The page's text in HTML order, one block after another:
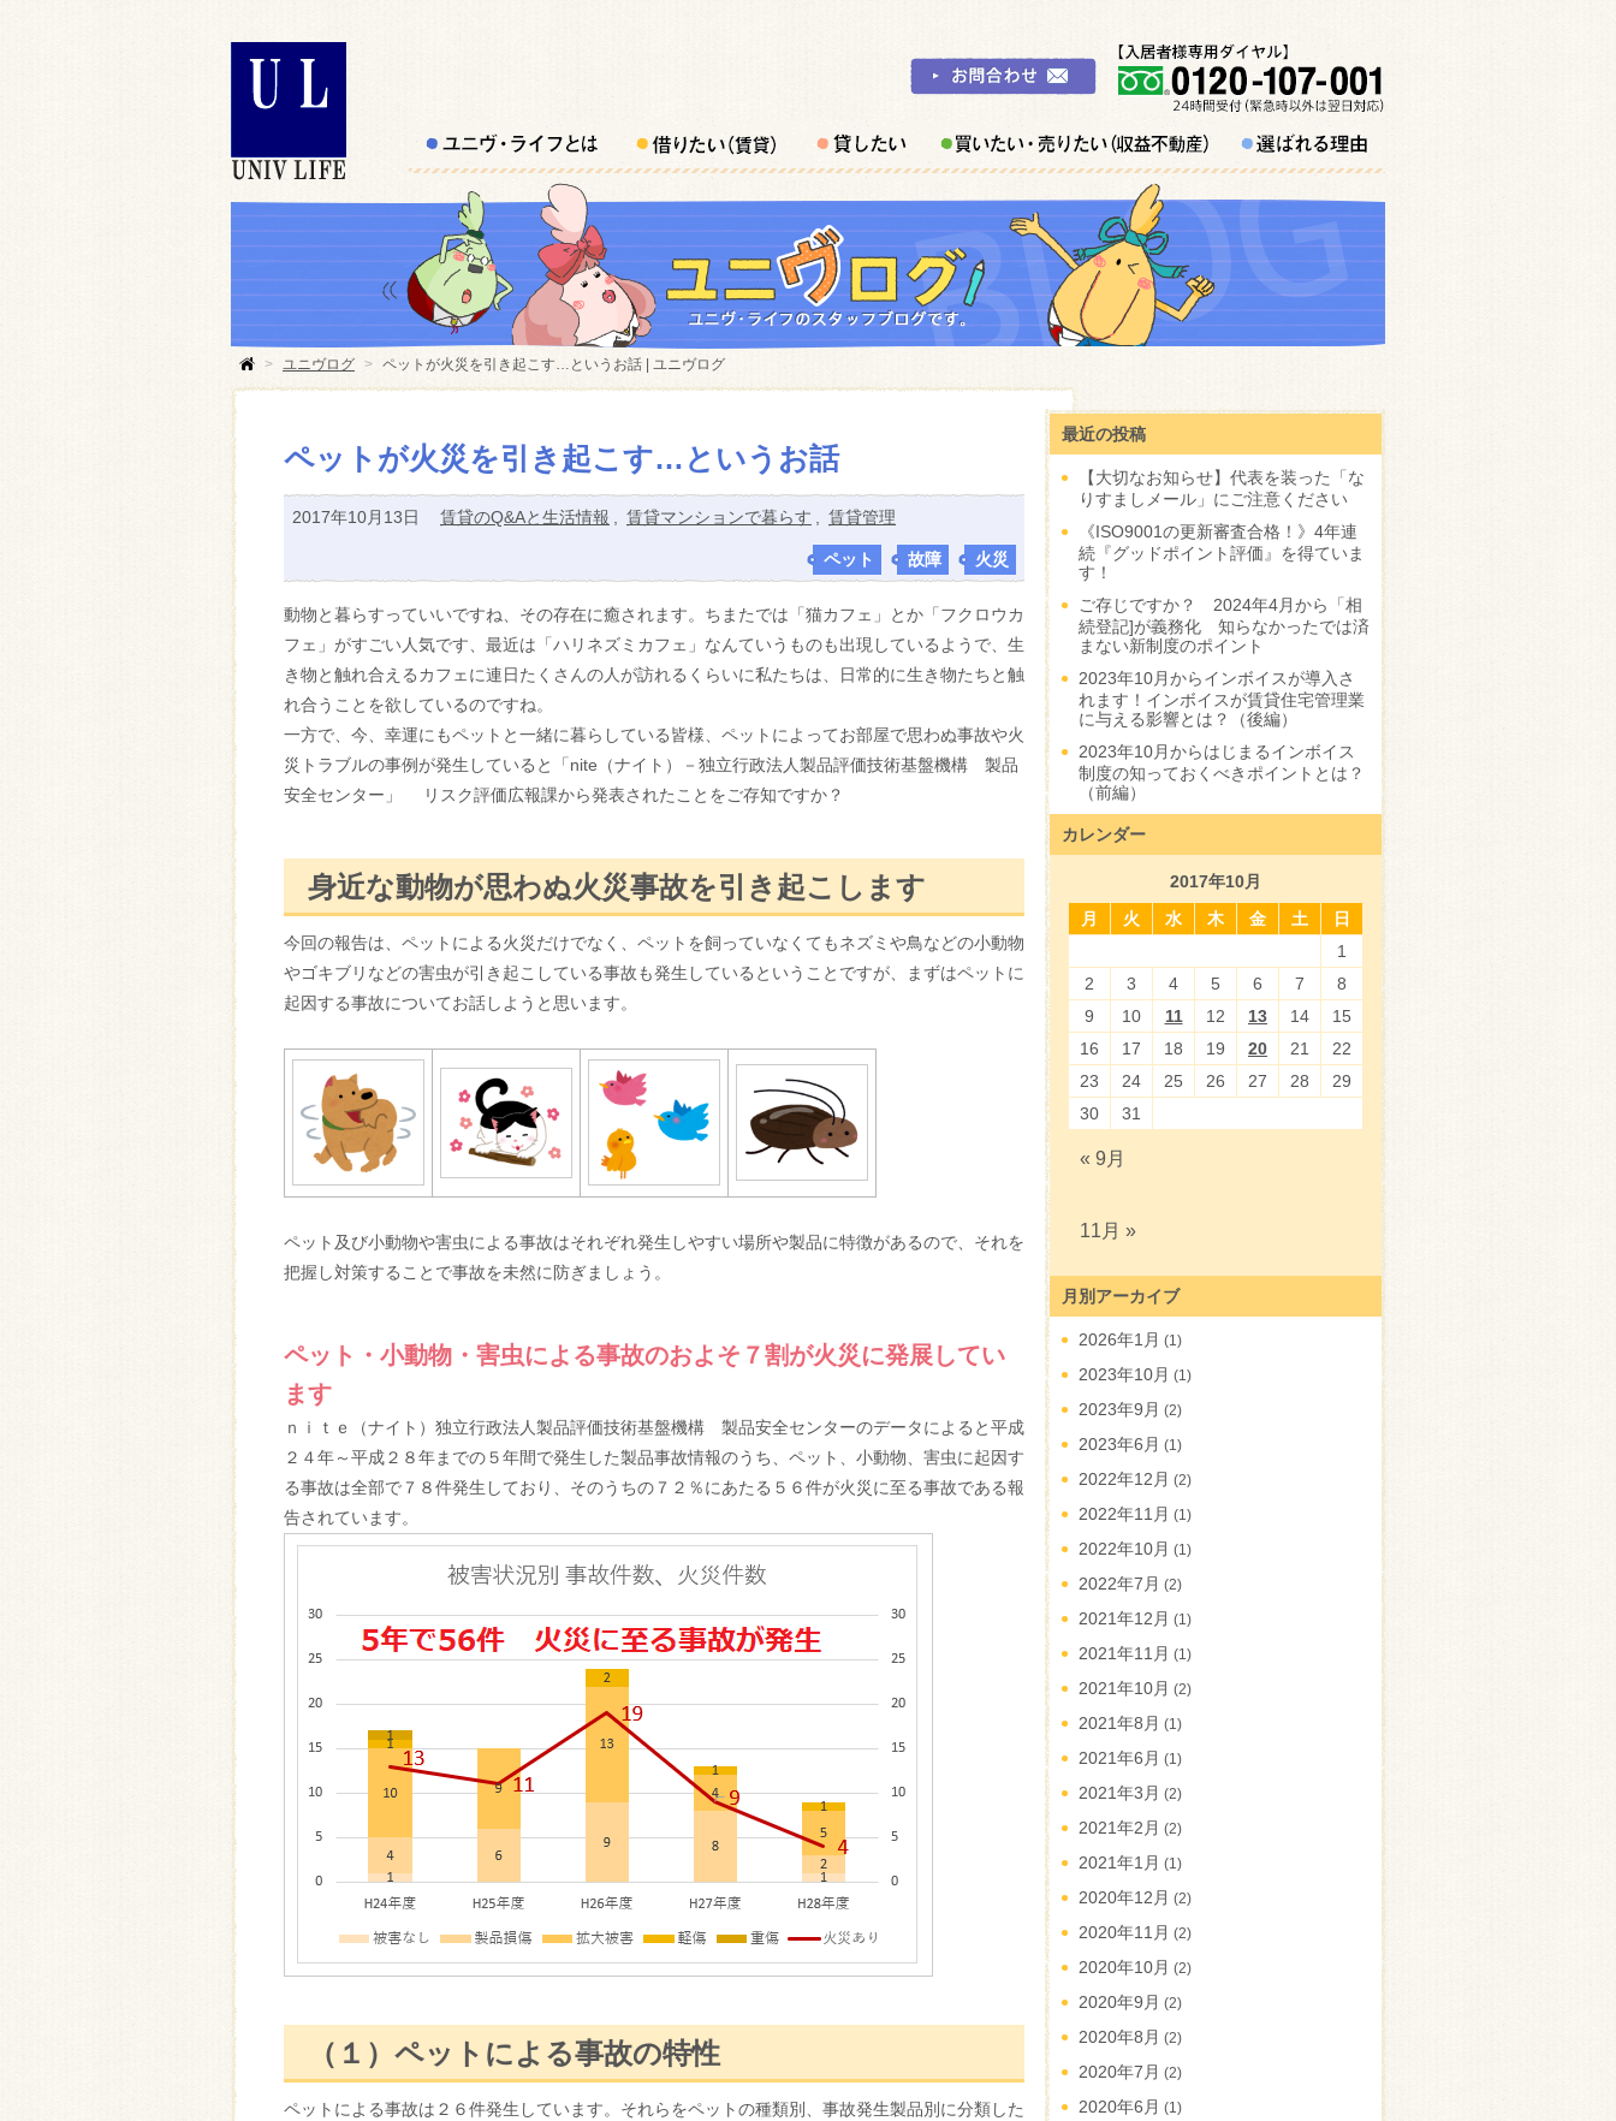
> ユニヴログ > ペットが火災を引き起こす…というお話 | ユニヴログ
ペットが火災を引き起こす…というお話
2017年10月13日 賃貸のQ&Aと生活情報 賃貸マンションで暮らす 賃貸管理
ペット 故障 火災
動物と暮らすっていいですね、その存在に癒されます。ちまたでは「猫カフェ」とか「フクロウカ
フェ」がすごい人気です、最近は「ハリネズミカフェ」なんていうものも出現しているようで、生
き物と触れ合えるカフェに連日たくさんの人が訪れるくらいに私たちは、日常的に生き物たちと触
れ合うことを欲しているのですね。
一方で、今、幸運にもペットと一緒に暮らしている皆様、ペットによってお部屋で思わぬ事故や火
災トラブルの事例が発生していると「nite（ナイト）－独立行政法人製品評価技術基盤機構 製品
安全センター」 リスク評価広報課から発表されたことをご存知ですか？
身近な動物が思わぬ火災事故を引き起こします
今回の報告は、ペットによる火災だけでなく、ペットを飼っていなくてもネズミや鳥などの小動物
やゴキブリなどの害虫が引き起こしている事故も発生しているということですが、まずはペットに
起因する事故についてお話しようと思います。
ペット及び小動物や害虫による事故はそれぞれ発生しやすい場所や製品に特徴があるので、それを
把握し対策することで事故を未然に防ぎましょう。
ペット・小動物・害虫による事故のおよそ７割が火災に発展してい
ます
ｎｉｔｅ（ナイト）独立行政法人製品評価技術基盤機構 製品安全センターのデータによると平成
２４年～平成２８年までの５年間で発生した製品事故情報のうち、ペット、小動物、害虫に起因す
る事故は全部で７８件発生しており、そのうちの７２％にあたる５６件が火災に至る事故である報
告されています。
（１）ペットによる事故の特性
ペットによる事故は２６件発生しています。それらをペットの種類別、事故発生製品別に分類した
最近の投稿
【大切なお知らせ】代表を装った「な
りすましメール」にご注意ください
《ISO9001の更新審査合格！》4年連
続『グッドポイント評価』を得ていま
す！
ご存じですか？ 2024年4月から「相
続登記]が義務化 知らなかったでは済
まない新制度のポイント
2023年10月からインボイスが導入さ
れます！インボイスが賃貸住宅管理業
に与える影響とは？（後編）
2023年10月からはじまるインボイス
制度の知っておくべきポイントとは？
（前編）
カレンダー
2017年10月
月
火 水 木 金 土
日
1
2
3 4 5 6 7
8
9
10 11 12 13 14
15
16
17 18 19 20 21
22
23
24 25 26 27 28
29
30
31
« 9月
11月 »
月別アーカイブ
2026年1月 (1)
2023年10月 (1)
2023年9月 (2)
2023年6月 (1)
2022年12月 (2)
2022年11月 (1)
2022年10月 (1)
2022年7月 (2)
2021年12月 (1)
2021年11月 (1)
2021年10月 (2)
2021年8月 (1)
2021年6月 (1)
2021年3月 (2)
2021年2月 (2)
2021年1月 (1)
2020年12月 (2)
2020年11月 (2)
2020年10月 (2)
2020年9月 (2)
2020年8月 (2)
2020年7月 (2)
2020年6月 (1)